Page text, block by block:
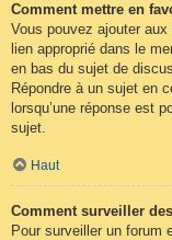
Comment mettre en
Vous pouvez ajouter
lien approprié dans le
en bas du sujet de
Répondre à un sujet en
lorsqu’une réponse est
sujet.
Haut
Comment surveiller
Pour surveiller un forum